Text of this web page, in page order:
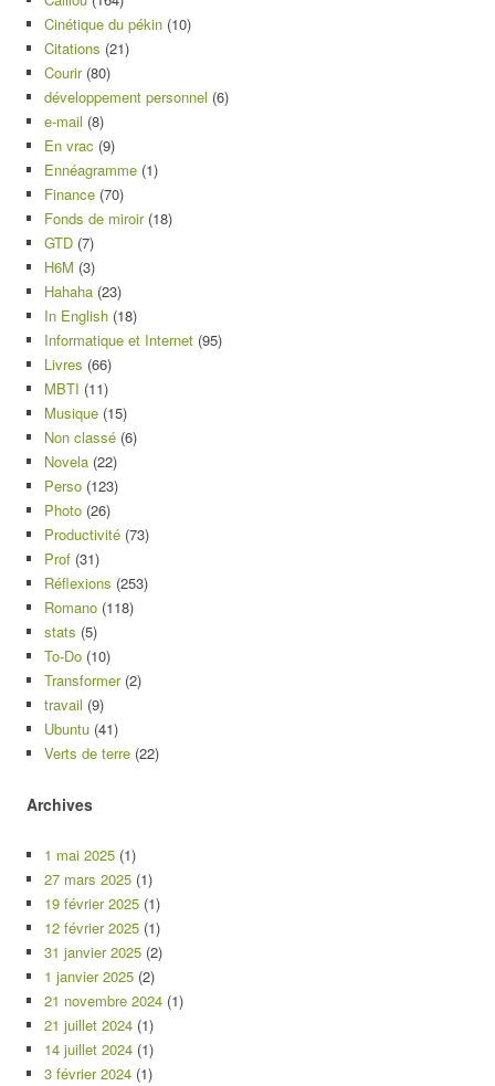
Cinétique du pékin (10)
Citations (21)
Courir(80)
développement personnel (6)
e-mail (8)
En vrac (9)
Ennéagramme (1)
Finance (70)
Fonds de miroir(18)
GTD (7)
H6M (3)
Hahaha (23)
In English (18)
Informatique et Internet (95)
Livres (66)
MBTI (11)
Musique (15)
Non classé (6)
Novela (22)
Perso (123)
Photo (26)
Productivité (73)
Prof (31)
Réflexions (253)
Romano (118)
stats (5)
To-Do (10)
Transformer(2)
travail (9)
Ubuntu (41)
Verts de terre (22)
Archives
1 mai 2025 (1)
27 mars 2025 (1)
19 février 2025 (1)
12 février 2025 (1)
31 janvier 2025 (2)
1 janvier 2025 (2)
21 novembre 2024 (1)
21 juillet 2024 (1)
14 juillet 2024 (1)
3 février 2024 (1)